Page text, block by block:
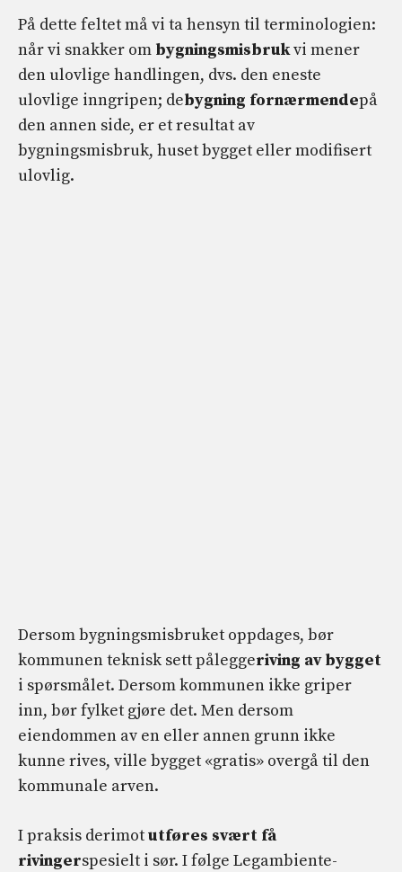
På dette feltet må vi ta hensyn til terminologien:
når vi snakker om bygningsmisbrukvi mener
den ulovlige handlingen, dvs. den eneste
ulovlige inngripen; debygning fornærmendepå
den annen side, er et resultat av
bygningsmisbruk, huset bygget eller modifisert
ulovlig.
Dersom bygningsmisbruket oppdages, bør
kommunen teknisk sett påleggeriving av bygget
i spørsmålet. Dersom kommunen ikke griper
inn, bør fylket gjøre det. Men dersom
eiendommen av en eller annen grunn ikke
kunne rives, ville bygget «gratis» overgå til den
kommunale arven.
I praksis derimotutføres svært få
rivingerspesielt i sør. I følge Legambiente-